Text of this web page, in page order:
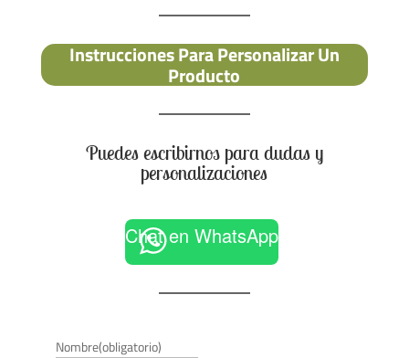
Instrucciones Para Personalizar Un
Producto
Puedes escribirnos para dudas y
personalizaciones
Chat en WhatsApp
Nombre(obligatorio)